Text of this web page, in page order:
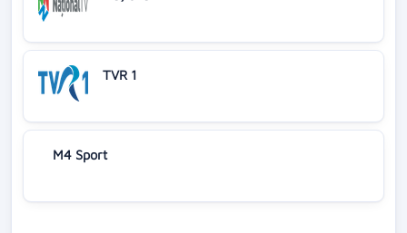
TVR 1
M4 Sport